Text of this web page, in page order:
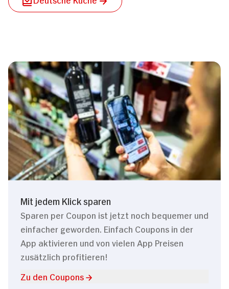
Mit jedem Klick sparen
Sparen per Coupon ist jetzt noch bequemer und
einfacher geworden. Einfach Coupons in der
App aktivieren und von vielen App Preisen
zusätzlich profitieren!
Zu den Coupons